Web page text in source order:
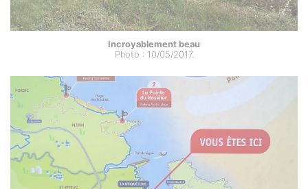
Incroyablement beau
Photo : 10/05/2017.